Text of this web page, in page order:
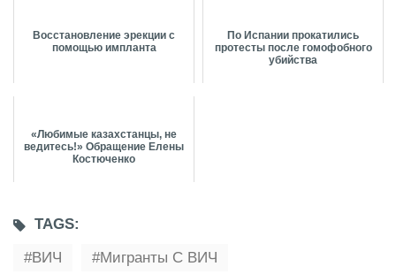
Восстановление эрекции с
помощью импланта
По Испании прокатились
протесты после гомофобного
убийства
«Любимые казахстанцы, не
ведитесь!» Обращение Елены
Костюченко
TAGS:
ВИЧ
Мигранты С ВИЧ